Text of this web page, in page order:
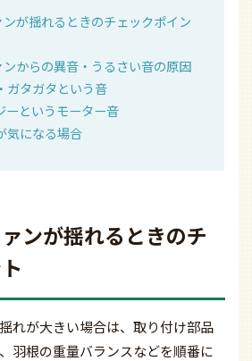
が揺れるときのチェックポイン
からの異音・うるさい音の原因
ガタガタという音
ーというモーター音
気になる場合
ンが揺れるときのチ
れが大きい場合は、取り付け部品
羽根の重量バランスなどを順番に